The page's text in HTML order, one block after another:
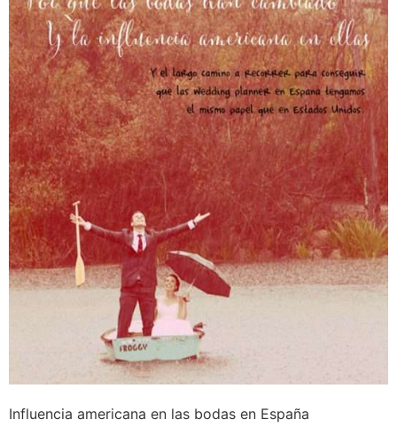
Influencia americana en las bodas en España